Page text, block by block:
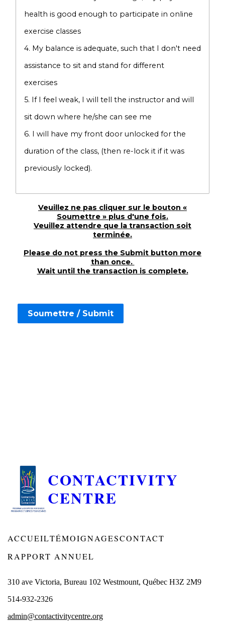
CONTACTIVITY
CENTRE
ACCUEILTÉMOIGNAGESCONTACT
RAPPORT ANNUEL
310 ave Victoria, Bureau 102 Westmount, Québec H3Z 2M9
514-932-2326
admin@contactivitycentre.org